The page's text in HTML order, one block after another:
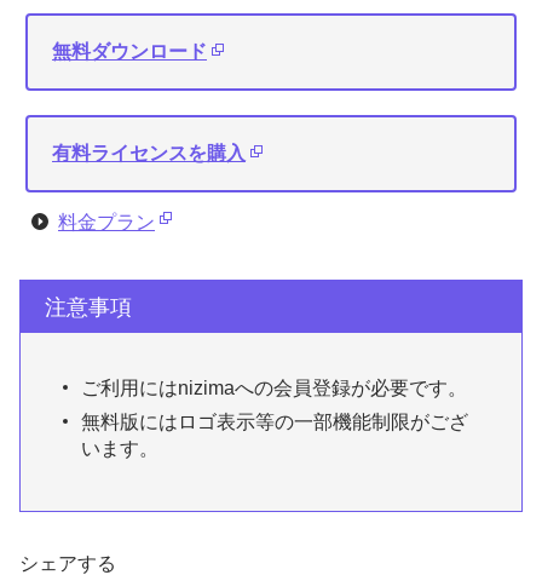
無料ダウンロード
有料ライセンスを購入
料金プラン
注意事項
ご利用にはnizimaへの会員登録が必要です。
無料版にはロゴ表示等の一部機能制限がござ
います。
シェアする